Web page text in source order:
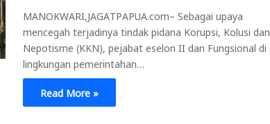
MANOKWARI,JAGATPAPUA.com– Sebagai upaya
mencegah terjadinya tindak pidana Korupsi, Kolusi dan
Nepotisme (KKN), pejabat eselon II dan Fungsional di
lingkungan pemerintahan…
Read More »